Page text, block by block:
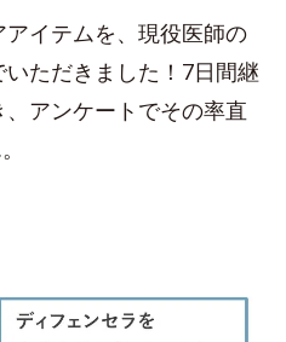
イテムを、現役医師の
ただきました！7日間継
アンケートでその率直